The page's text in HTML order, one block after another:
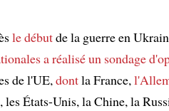
le débutde la guerre en
a réalisé un sondage
de l'UE,dontla France,
les États-Unis, la Chine, la